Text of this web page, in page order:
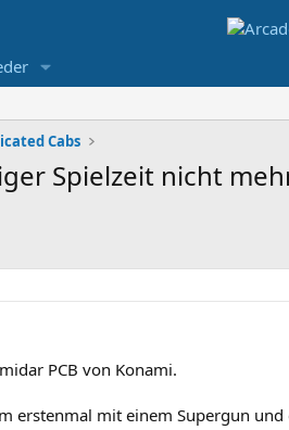
Cabs
Spielzeit nicht
PCB von Konami.
erstenmal mit einem Supergun